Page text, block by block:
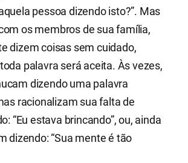
pessoa dizendo isto?”. Mas
os membros de sua família,
dizem coisas sem cuidado,
palavra será aceita. Às vezes,
dizendo uma palavra
racionalizam sua falta de
“Eu estava brincando”, ou, ainda
dizendo: “Sua mente é tão